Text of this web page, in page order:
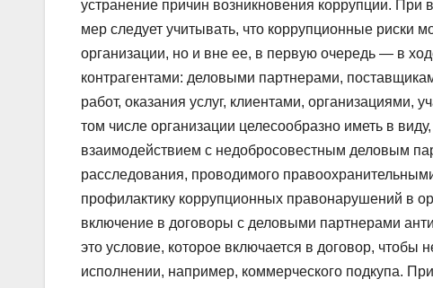
устранение причин возникновения коррупции.
мер следует учитывать, что коррупционные риски
организации, но и вне ее, в первую очередь — в
контрагентами: деловыми партнерами,
работ, оказания услуг, клиентами,
том числе организации целесообразно иметь в
взаимодействием с недобросовестным деловым
расследования, проводимого
профилактику коррупционных правонарушений в
включение в договоры с деловыми партнерами
это условие, которое включается в договор,
исполнении, например, коммерческого подкупа.